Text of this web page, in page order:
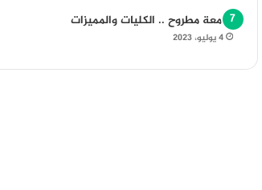
جامعة مطروح .. الكليات والمميزات
4 يوليو، 2023